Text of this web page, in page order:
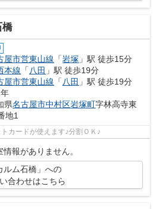
橋
屋市営東山線 「岩塚 」駅 徒歩15分
本線 「 八田 」駅 徒歩19分
屋市営東山線 「 八田 」駅 徒歩19分
県名古屋市中村区岩塚町字林高寺東
地1
カードが使えます♪分割ＯＫ♪
情報がありません。
ルム石橋」への
合わせはこちら